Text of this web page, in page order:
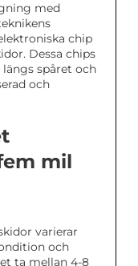
med
chip
Dessa chips
längs spåret och
och
mil
varierar
och
ta mellan 4-8